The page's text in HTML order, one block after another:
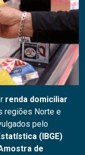
renda domiciliar
regiões Norte e
pelo
(IBGE)
de